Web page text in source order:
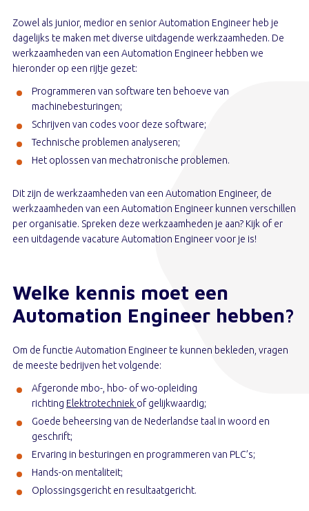
Zowel als junior, medior en senior Automation Engineer heb je
dagelijks te maken met diverse uitdagende werkzaamheden. De
werkzaamheden van een Automation Engineer hebben we
hieronder op een rijtje gezet:
Programmeren van software ten behoeve van
machinebesturingen;
Schrijven van codes voor deze software;
Technische problemen analyseren;
Het oplossen van mechatronische problemen.
Dit zijn de werkzaamheden van een Automation Engineer, de
werkzaamheden van een Automation Engineer kunnen verschillen
per organisatie. Spreken deze werkzaamheden je aan? Kijk of er
een uitdagende vacature Automation Engineer voor je is!
Welke kennis moet een
Automation Engineer hebben?
Om de functie Automation Engineer te kunnen bekleden, vragen
de meeste bedrijven het volgende:
Afgeronde mbo-, hbo- of wo-opleiding
richting Elektrotechniek of gelijkwaardig;
Goede beheersing van de Nederlandse taal in woord en
geschrift;
Ervaring in besturingen en programmeren van PLC’s;
Hands-on mentaliteit;
Oplossingsgericht en resultaatgericht.